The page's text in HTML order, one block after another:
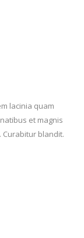
lacinia quam
et magnis
blandit.